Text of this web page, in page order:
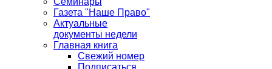
Газета "Наше Право"
Актуальные
документы недели
Главная книга
Свежий номер
Подписаться